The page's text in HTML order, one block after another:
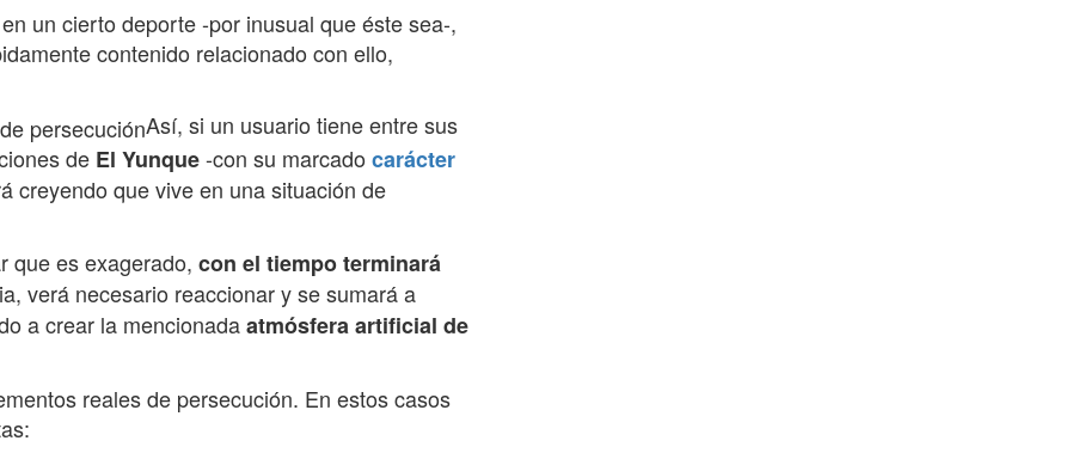
un cierto deporte -por inusual que éste sea-,
contenido relacionado con ello,
Así, si un usuario tiene entre sus
de El Yunque-con su marcado carácter
creyendo que vive en una situación de
que es exagerado, con el tiempo terminará
verá necesario reaccionar y se sumará a
a crear la mencionadaatmósfera artificial de
reales de persecución. En estos casos